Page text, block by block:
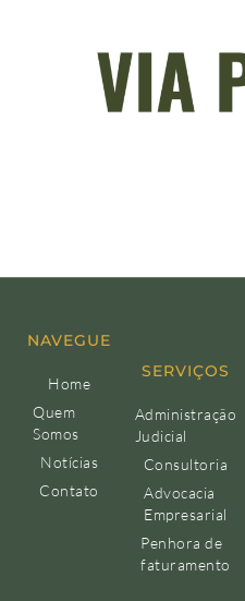
NAVEGUE
Home
Quem
Somos
Notícias
Contato
SERVIÇOS
Administração
Judicial
Consultoria
Advocacia
Empresarial
Penhora de
faturamento